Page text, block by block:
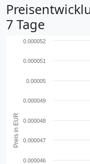
7 Tage
Preis in EUR
0.000046
0.000047
0.000048
0.000049
0.00005
0.000051
0.000052